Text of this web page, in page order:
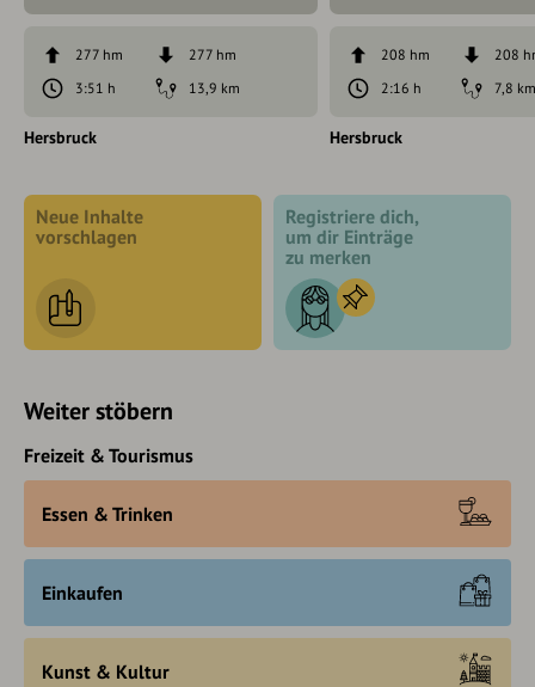
277 hm
277 hm
3:51 h
13,9 km
Hersbruck
208 hm
208
2:16 h
7,8
Hersbruck
Neue Inhalte
vorschlagen
Registriere dich,
um dir Einträge
zu merken
Weiter stöbern
Freizeit & Tourismus
Essen & Trinken
Einkaufen
Kunst & Kultur